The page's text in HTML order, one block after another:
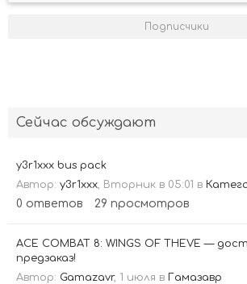
Подписчики
Сейчас обсуждают
y3r1xxx bus pack
Автор: y3r1xxx, Вторник в 05:01 в
0 ответов 29 просмотров
ACE COMBAT 8: WINGS OF THEVE —
предзаказ!
Автор: Gamazavr, 1 июля в Гамазавр